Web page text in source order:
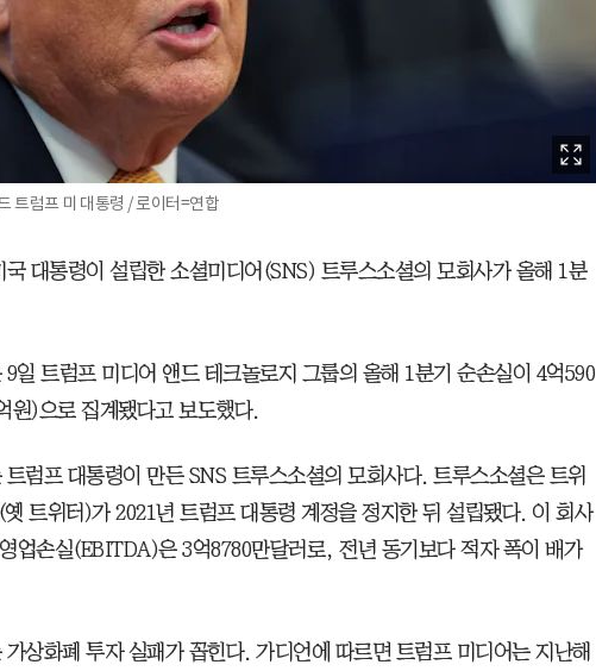
트럼프 미 대통령 / 로이터=연합
국 대통령이 설립한 소셜미디어(SNS) 트루스소셜의 모회사가 올해 1분
일 트럼프 미디어 앤드 테크놀로지 그룹의 올해 1분기 순손실이 4억590
원)으로 집계됐다고 보도했다.
트럼프 대통령이 만든 SNS 트루스소셜의 모회사다. 트루스소셜은 트위
트위터)가 2021년 트럼프 대통령 계정을 정지한 뒤 설립됐다. 이 회사
업손실(EBITDA)은 3억8780만달러로, 전년 동기보다 적자 폭이 배가
상화폐 투자 실패가 꼽힌다. 가디언에 따르면 트럼프 미디어는 지난해